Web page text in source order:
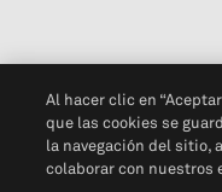
Al hacer clic en
que las cookies se
la navegación del sitio,
colaborar con nuestros